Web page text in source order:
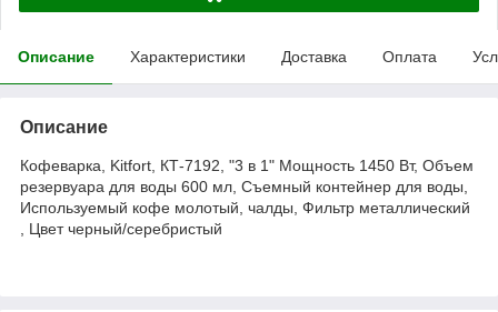
Описание Характеристики Доставка Оплата
Описание
Кофеварка, Kitfort, КТ-7192, "3 в 1" Мощность 1450 Вт, Объем
резервуара для воды 600 мл, Съемный контейнер для воды,
Используемый кофе молотый, чалды, Фильтр металлический
, Цвет черный/серебристый